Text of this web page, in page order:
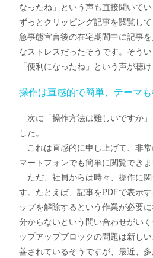
なったね」という声も直接聞いて
ずっとクリッピング記事を閲覧し
急事態宣言後の在宅期間中に記事
なストレスだったそうです。そう
「便利になったね」という声が聴
操作は直感的で簡単、テーマ
次に「操作方法は難しいですか
した。
これは直感的に申し上げて、非
マートフォンでも簡単に閲覧できま
ただ、社員からは時々、操作に
す。たとえば、記事をPDFで表示
ップを解除するという作業が必要
分からないという問い合わせがい
ップアップブロックの問題は新し
善されているそうですが、最近、